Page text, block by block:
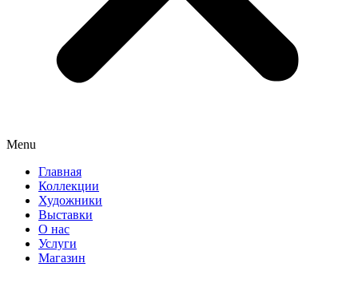
Menu
Главная
Коллекции
Художники
Выставки
О нас
Услуги
Магазин